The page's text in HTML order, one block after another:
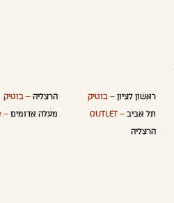
ראשון לציון – בוטיק
תל אביב – OUTLET
הרצליה
הרצליה– בוטיק
מעלה אדומים – Dcity